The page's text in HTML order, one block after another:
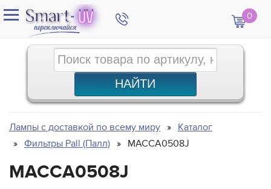
0
Лампы с доставкой по всему миру
Каталог
Фильтры Pall (Палл)
MACCA0508J
MACCA0508J